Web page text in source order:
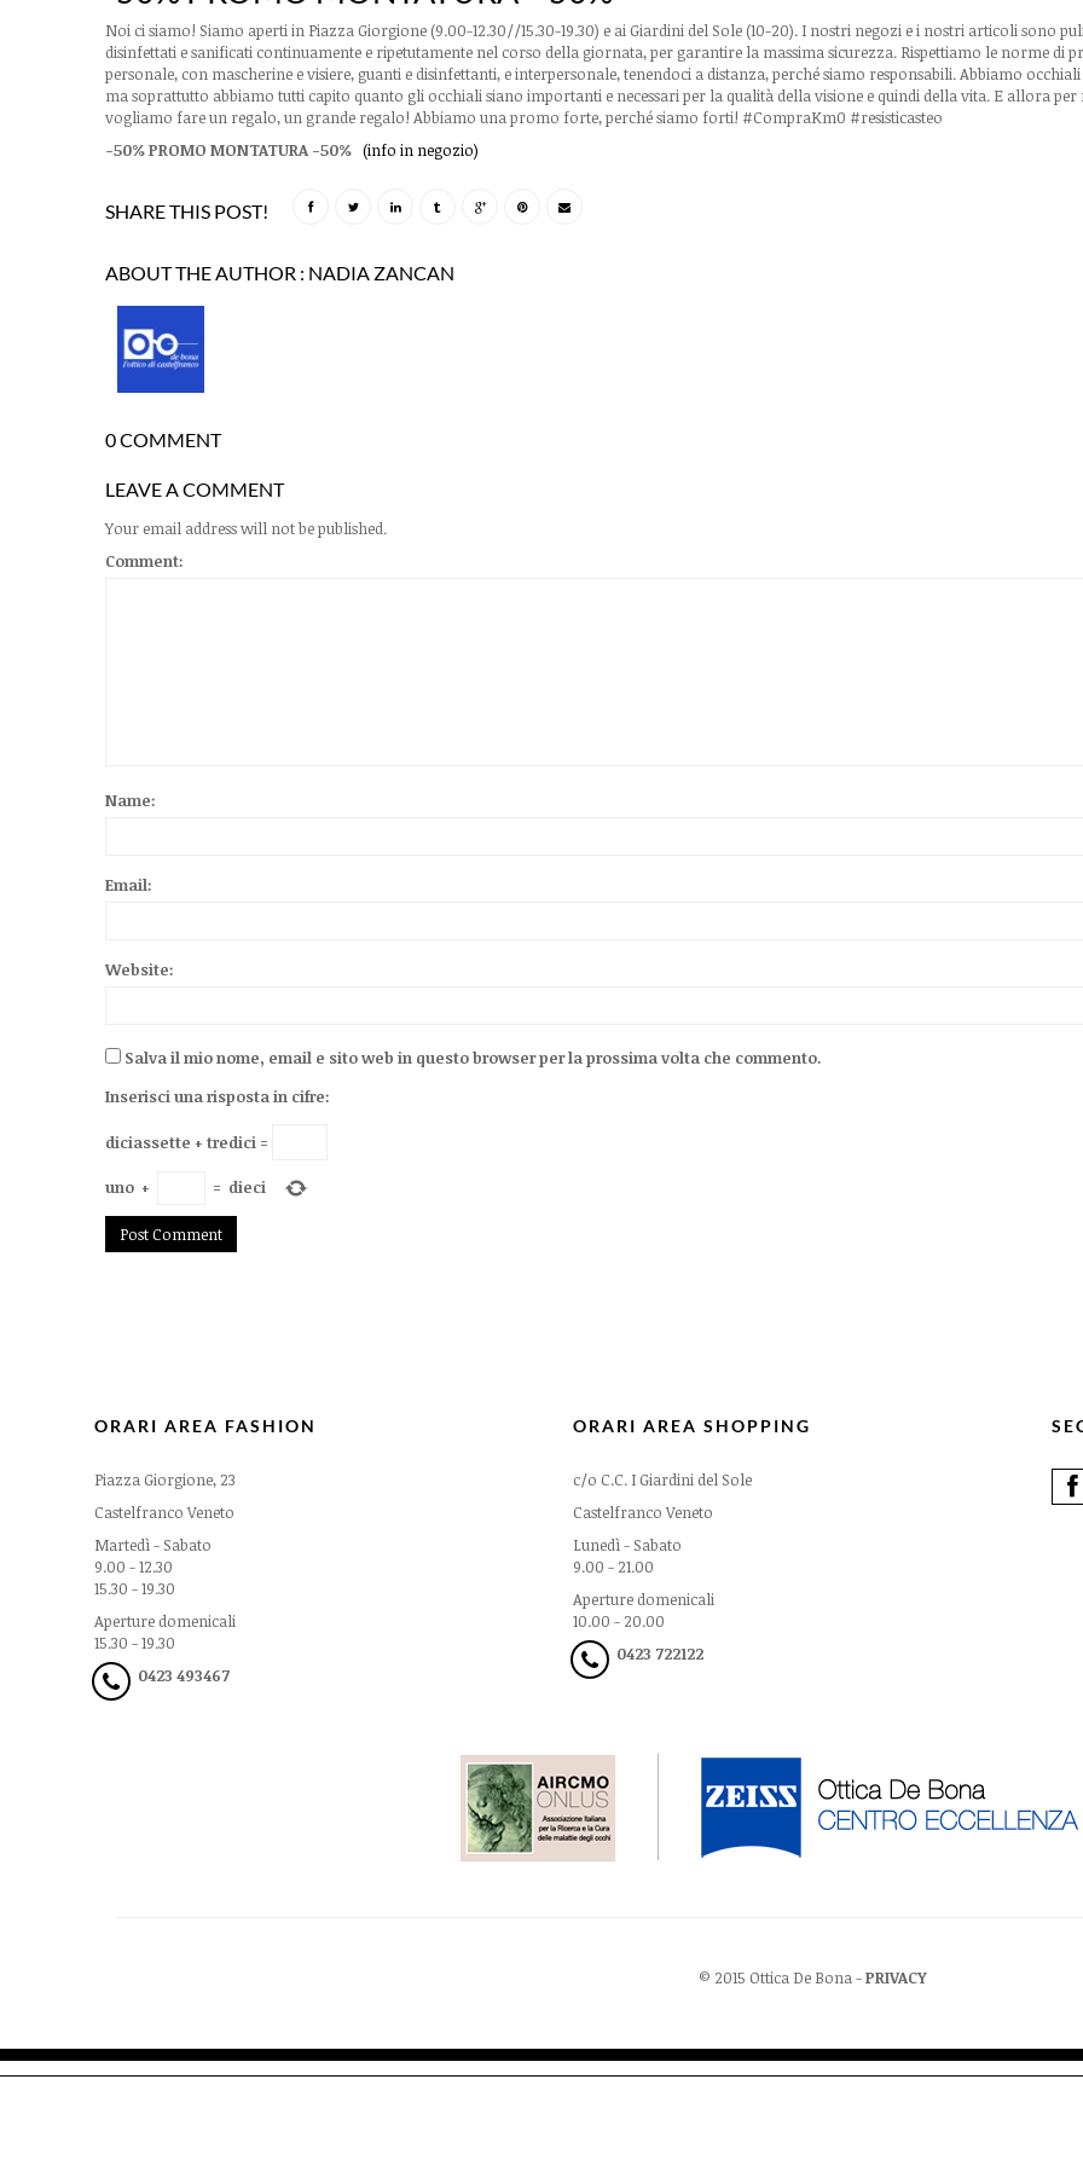
Noi ci siamo! Siamo aperti in Piazza Giorgione (9.00-12.30//15.30-19.30) e ai Giardini del Sole (10-20). I nostri negozi e i nostri articoli sono
disinfettati e sanificati continuamente e ripetutamente nel corso della giornata, per garantire la massima sicurezza. Rispettiamo le norme di
personale, con mascherine e visiere, guanti e disinfettanti, e interpersonale, tenendoci a distanza, perché siamo responsabili. Abbiamo
ma soprattutto abbiamo tutti capito quanto gli occhiali siano importanti e necessari per la qualità della visione e quindi della vita. E allora
vogliamo fare un regalo, un grande regalo! Abbiamo una promo forte, perché siamo forti! #CompraKm0 #resisticasteo
-50% PROMO MONTATURA -50% (info in negozio)
SHARE THIS POST!
ABOUT THE AUTHOR : NADIA ZANCAN
0 COMMENT
LEAVE A COMMENT
Your email address will not be published.
Comment:
Name:
Email:
Website:
Salva il mio nome, email e sito web in questo browser per la prossima volta che commento.
Inserisci una risposta in cifre:
diciassette + tredici =
uno + = dieci
ORARI AREA FASHION
Piazza Giorgione, 23
Castelfranco Veneto
Martedì - Sabato
9.00 - 12.30
15.30 - 19.30
Aperture domenicali
15.30 - 19.30
0423 493467
ORARI AREA SHOPPING
c/o C.C. I Giardini del Sole
Castelfranco Veneto
Lunedì - Sabato
9.00 - 21.00
Aperture domenicali
10.00 - 20.00
0423 722122
© 2015 Ottica De Bona -PRIVACY